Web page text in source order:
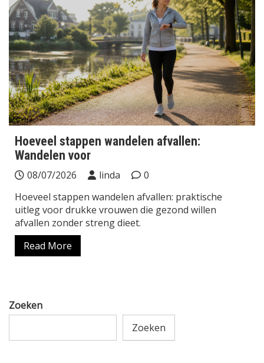
Hoeveel stappen wandelen afvallen:
Wandelen voor
08/07/2026 linda
0
Hoeveel stappen wandelen afvallen: praktische
uitleg voor drukke vrouwen die gezond willen
afvallen zonder streng dieet.
Read More
Zoeken
Zoeken